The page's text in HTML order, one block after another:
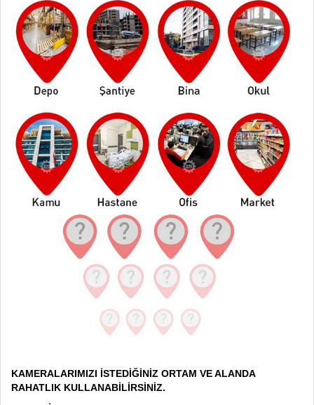
KAMERALARIMIZI İSTEDİĞİNİZ ORTAM VE ALANDA
RAHATLIK KULLANABİLİRSİNİZ.